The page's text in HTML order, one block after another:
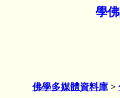
學
佛學多媒體資料庫 >